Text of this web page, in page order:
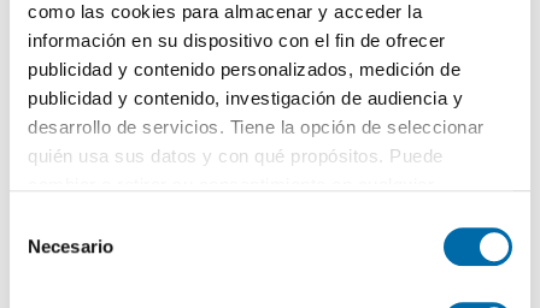
como las cookies para almacenar y acceder la
información en su dispositivo con el fin de ofrecer
publicidad y contenido personalizados, medición de
publicidad y contenido, investigación de audiencia y
desarrollo de servicios. Tiene la opción de seleccionar
quién usa sus datos y con qué propósitos. Puede
el Menú de consentimiento.
Necesario
Oscar espla, Benalua-la Florida-babel-san Gabriel, benalua,
Alacant / Alicante
Call
Contact